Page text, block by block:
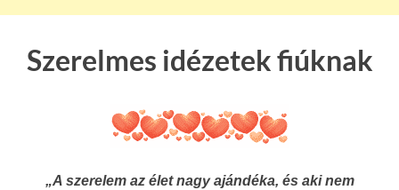
Szerelmes idézetek fiúknak
„A szerelem az élet nagy ajándéka, és aki nem